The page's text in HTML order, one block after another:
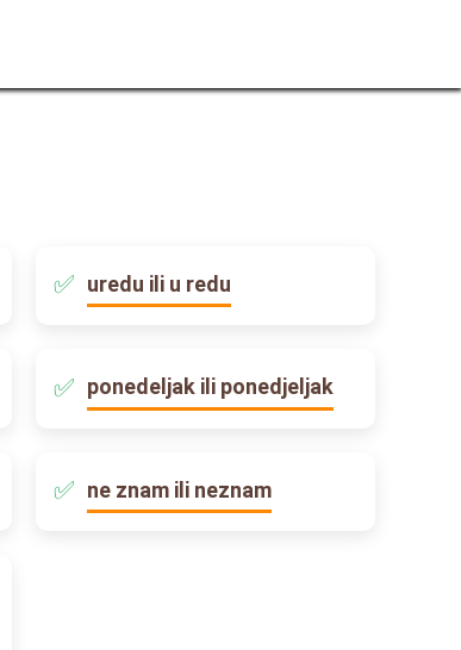
uredu ili u redu
ponedeljak ili ponedjeljak
ne znam ili neznam